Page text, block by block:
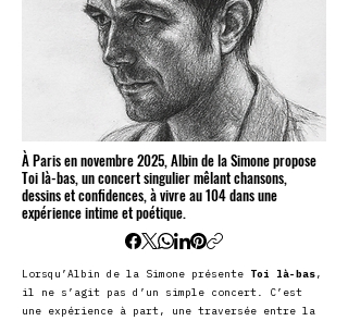
À Paris en novembre 2025, Albin de la Simone propose
Toi là-bas, un concert singulier mêlant chansons,
dessins et confidences, à vivre au 104 dans une
expérience intime et poétique.
Lorsqu’Albin de la Simone présente Toi là-bas,
il ne s’agit pas d’un simple concert. C’est
une expérience à part, une traversée entre la